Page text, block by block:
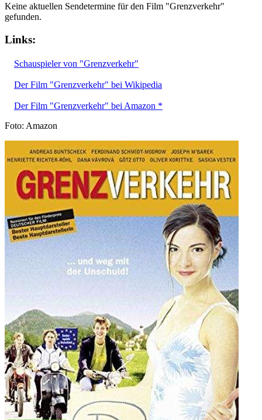
Keine aktuellen Sendetermine für den Film "Grenzverkehr"
gefunden.
Links:
Schauspieler von "Grenzverkehr"
Der Film "Grenzverkehr" bei Wikipedia
Der Film "Grenzverkehr" bei Amazon *
Foto: Amazon